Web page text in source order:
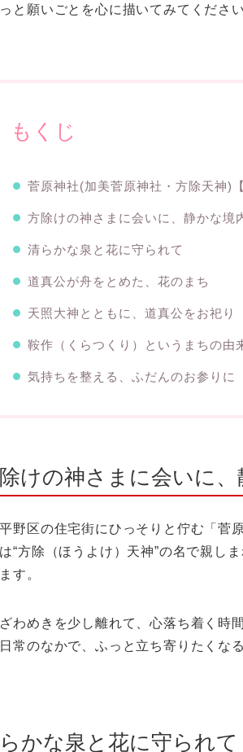
と願いごとを心に描いてみてください
もくじ
菅原神社(加美菅原神社・方除天神)
方除けの神さまに会いに、静かな境
清らかな泉と花に守られて
道真公が舟をとめた、花のまち
天照大神とともに、道真公をお祀り
鞍作（くらつくり）というまちの由
気持ちを整える、ふだんのお参りに
けの神さまに会いに
野区の住宅街にひっそりと佇む「菅原
“方除（ほうよけ）天神”の名で親し
す。
わめきを少し離れて、心落ち着く時
常のなかで、ふっと立ち寄りたくな
かな泉と花に守られて